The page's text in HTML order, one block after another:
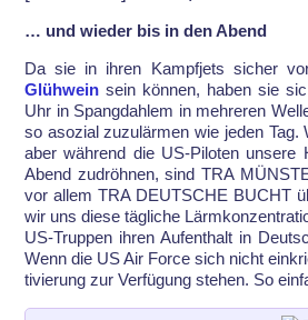
… und wieder bis in den Abend
Da sie in ih­ren Kampf­jets si­cher
Glühwein sein kön­nen, ha­ben sie
Uhr in Spang­dah­lem in meh­re­ren
so aso­zi­al zu­zulär­men wie je­den Tag.
aber während die US-Piloten unsere
Abend zudröhnen, sind TRA
vor al­lem TRA DEUT­SCHE BUCHT
wir uns die­se täg­li­che
US-Trup­pen ih­ren Auf­ent­halt in
Wenn die US Air For­ce sich nicht
ti­vie­rung zur Ver­fü­gung ste­hen. So